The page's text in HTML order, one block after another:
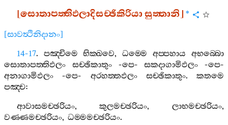
[සොතාපත‍්තිඵලාදිසච‍්ඡිකිරියාසුත‍්තානි ] *
[සාවත්‍ථිනිදානං]
14-17. පඤ‍්චිමෙ භික‍්ඛවෙ,ධම‍්මෙ අප‍්පහාය
අභබ‍්බො
සොතාපත‍්තිඵලං
සච‍්ඡිකාතුං-පෙ-සකදාගාමිඵලං -පෙ-
අනාගාමිඵලං -පෙ- අරහත‍්තඵලං සච‍්ඡිකාතුං. කතමෙ
පඤ‍්ච:
ආවාසමච‍්ඡරියං,කුලමච‍්ඡරියං, ලාභමච‍්ඡරියං,
වණ‍්ණමච‍්ඡරියං, ධම‍්මමච‍්ඡරියං.